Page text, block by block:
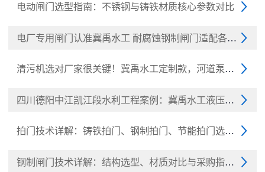

电动闸门选型指南：不锈钢与铸铁材质核心参数对比

电厂专用闸门认准冀禹水工 耐腐蚀钢制闸门适配各大电厂

清污机选对厂家很关键！冀禹水工定制款，河道泵站清污

四川德阳中江凯江段水利工程案例：冀禹水工液压翻板闸

拍门技术详解：铸铁拍门、钢制拍门、节能拍门选型与采

钢制闸门技术详解：结构选型、材质对比与采购指南（20